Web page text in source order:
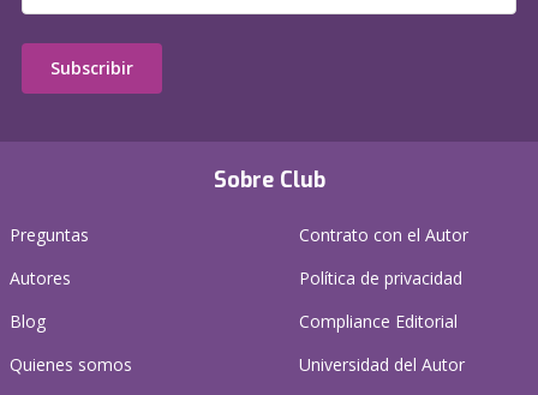
Sobre Club
Preguntas
Autores
Blog
Quienes somos
Contrato con el Autor
Política de privacidad
Compliance Editorial
Universidad del Autor
Subscribir